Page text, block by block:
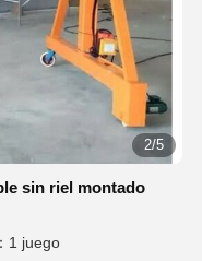
2/5
sin riel montado
1 juego